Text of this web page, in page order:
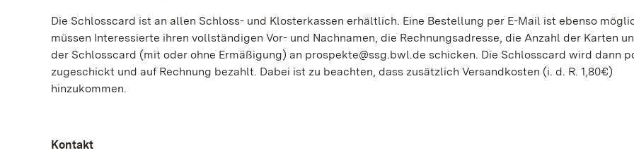
Die Schlosscard ist an allen Schloss- und Klosterkassen erhältlich. Eine Bestellung per E-Mail ist ebenso
müssen Interessierte ihren vollständigen Vor- und Nachnamen, die Rechnungsadresse, die Anzahl der Karten
der Schlosscard (mit oder ohne Ermäßigung) an prospekte@ssg.bwl.de schicken. Die Schlosscard wird dann
zugeschickt und auf Rechnung bezahlt. Dabei ist zu beachten, dass zusätzlich Versandkosten (i. d. R. 1,80€)
hinzukommen.
Kontakt